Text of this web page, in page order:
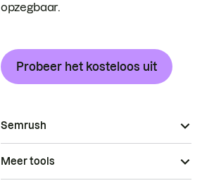
opzegbaar.
Probeer het kosteloos uit
Semrush
Meer tools